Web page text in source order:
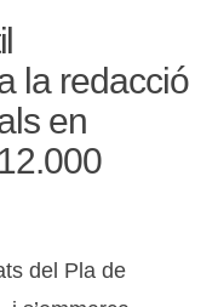
la redacció
en
del Pla de